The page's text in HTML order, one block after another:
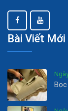
Bài Viết